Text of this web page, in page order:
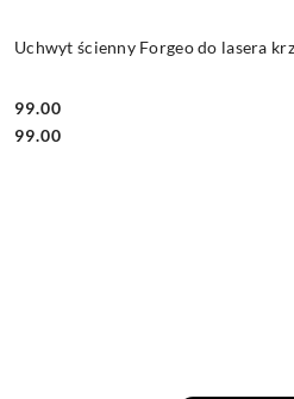
Uchwyt ścienny Forgeo do lasera
Cena:
99.00
Cena:
99.00